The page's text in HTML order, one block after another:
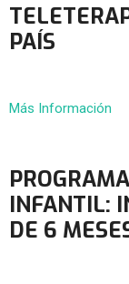
PAÍS
Más Información
INFANTIL:
DE 6